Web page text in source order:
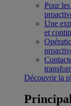
Pour
Une
et
Découvrir la